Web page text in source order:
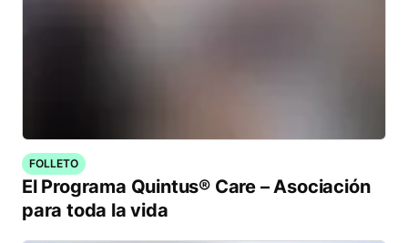
FOLLETO
El Programa Quintus® Care – Asociación
para toda la vida